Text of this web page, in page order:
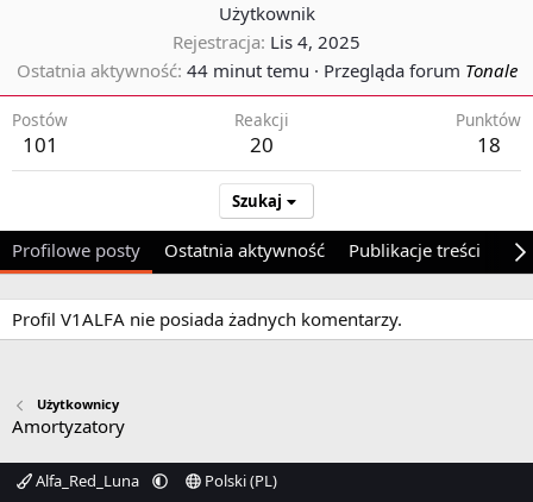
Użytkownik
Rejestracja Lis 4, 2025
Ostatnia aktywność 44 minut temu · Przegląda forum Tonale
Postów
101
Reakcji
20
Punktów
18
Szukaj
Profilowe posty Ostatnia aktywność Publikacje treści O
Profil V1ALFA nie posiada żadnych komentarzy.
Użytkownicy
Amortyzatory
Alfa_Red_Luna
Polski (PL)